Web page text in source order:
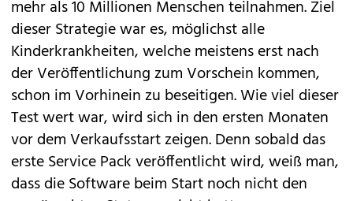
mehr als 10 Millionen Menschen teilnahmen. Ziel
dieser Strategie war es, möglichst alle
Kinderkrankheiten, welche meistens erst nach
der Veröffentlichung zum Vorschein kommen,
schon im Vorhinein zu beseitigen. Wie viel dieser
Test wert war, wird sich in den ersten Monaten
vor dem Verkaufsstart zeigen. Denn sobald das
erste Service Pack veröffentlicht wird, weiß man,
dass die Software beim Start noch nicht den